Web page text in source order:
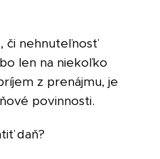
či nehnuteľnosť
len na niekoľko
z prenájmu, je
povinnosti.
daň?